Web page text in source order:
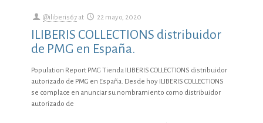
@iliberis67 at 22 mayo, 2020
ILIBERIS COLLECTIONS distribuidor
de PMG en España.
Population Report PMG Tienda ILIBERIS COLLECTIONS distribuidor
autorizado de PMG en España. Desde hoy ILIBERIS COLLECTIONS
se complace en anunciar su nombramiento como distribuidor
autorizado de